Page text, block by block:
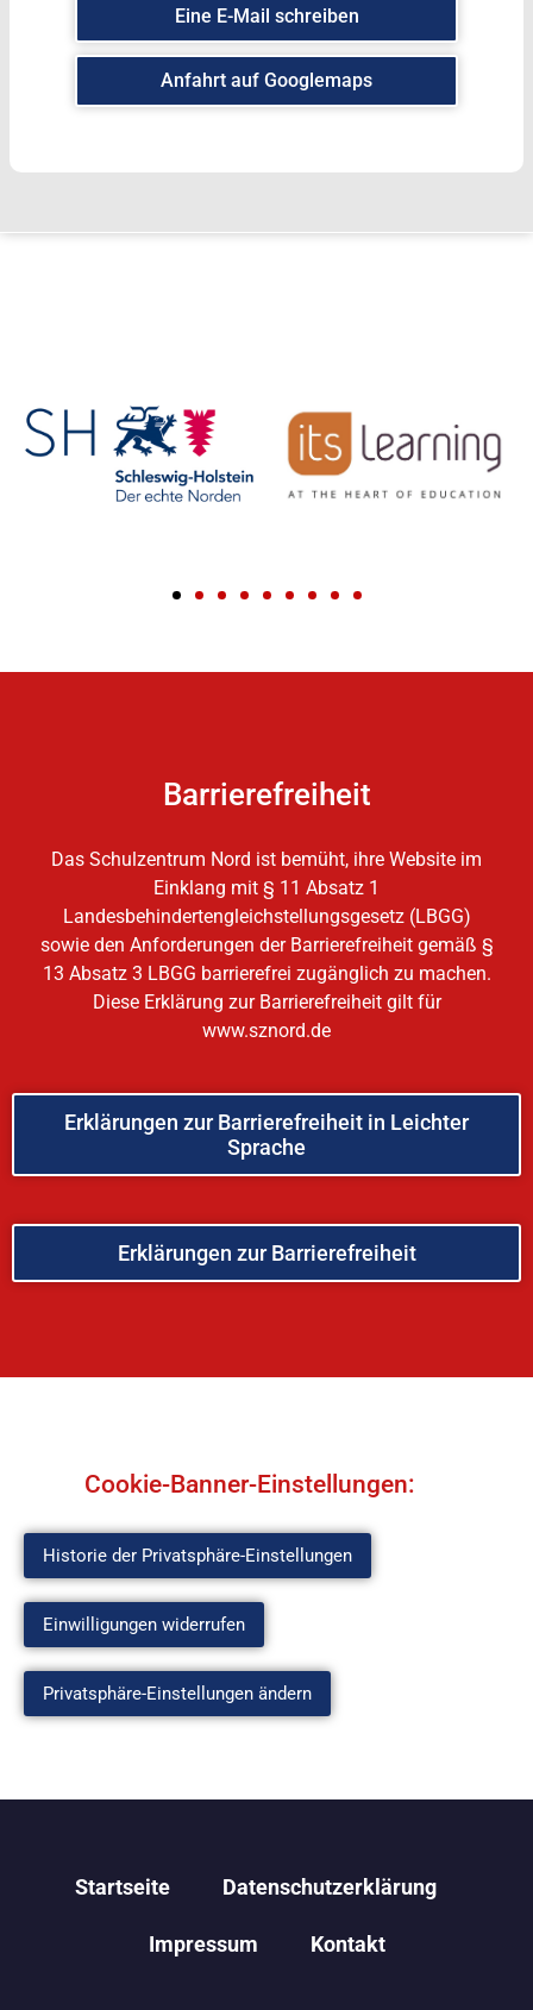
Eine E-Mail schreiben
Anfahrt auf Googlemaps
Barrierefreiheit
Das Schulzentrum Nord ist bemüht, ihre Website im
Einklang mit § 11 Absatz 1
Landesbehindertengleichstellungsgesetz (LBGG)
sowie den Anforderungen der Barrierefreiheit gemäß §
13 Absatz 3 LBGG barrierefrei zugänglich zu machen.
Diese Erklärung zur Barrierefreiheit gilt für
www.sznord.de
Erklärungen zur Barrierefreiheit in Leichter
Sprache
Erklärungen zur Barrierefreiheit
Cookie-Banner-Einstellungen:
Historie der Privatsphäre-Einstellungen
Einwilligungen widerrufen
Privatsphäre-Einstellungen ändern
Startseite Datenschutzerklärung
Impressum Kontakt